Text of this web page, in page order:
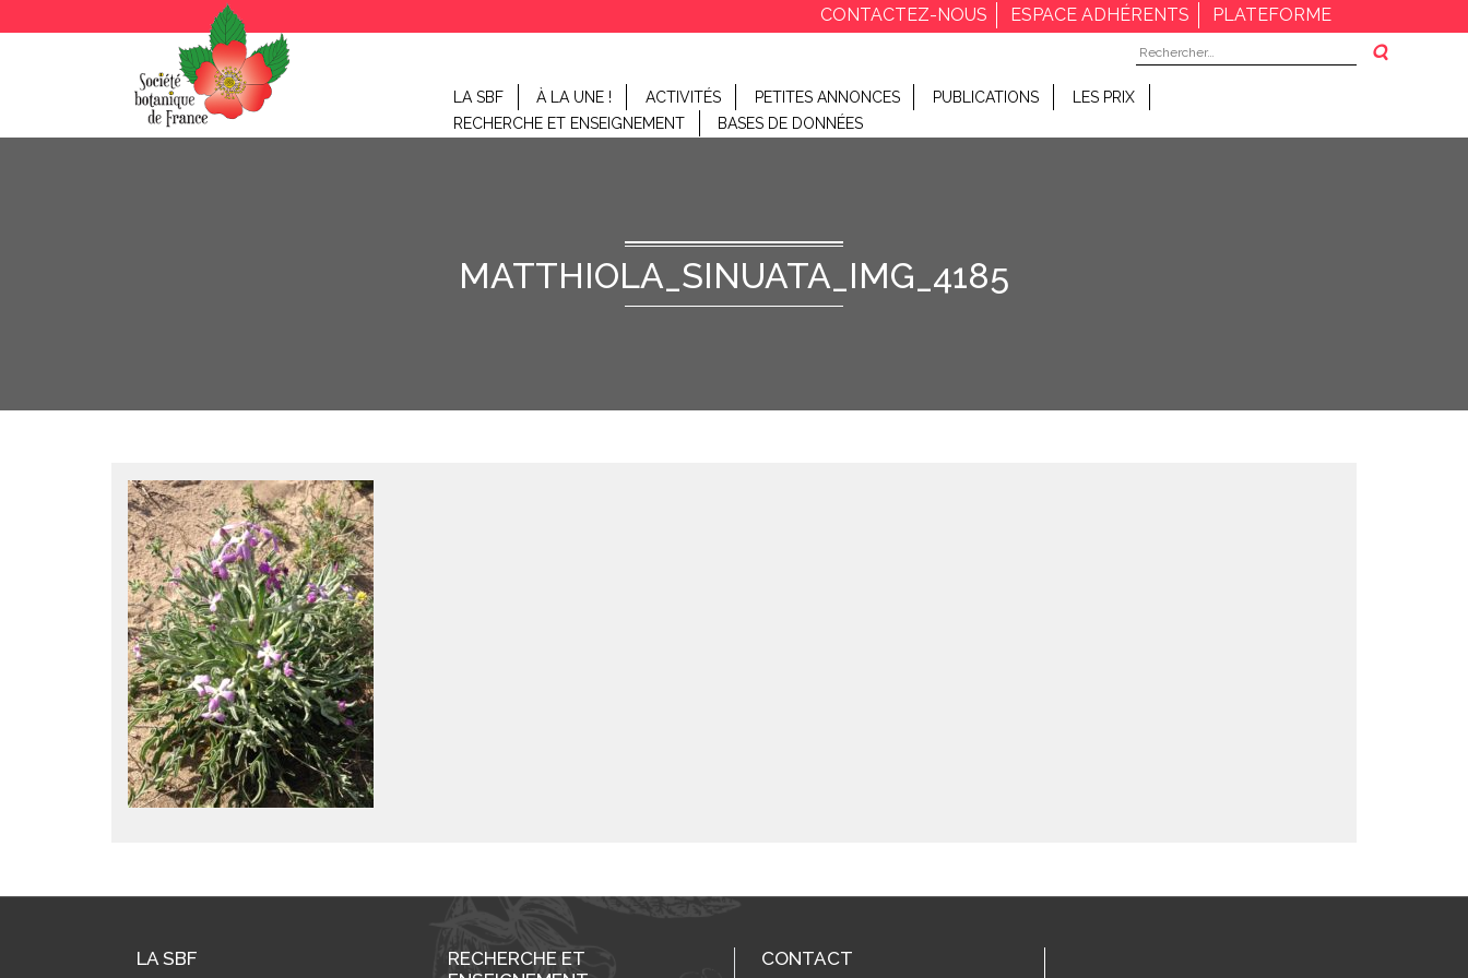
CONTACTEZ-NOUS ESPACE ADHÉRENTS
PLATEFORME
Rechercher :
LA SBF À LA UNE ! ACTIVITÉS PETITES ANNONCES PUBLICATIONS
LES PRIX
RECHERCHE ET ENSEIGNEMENT
BASES DE DONNÉES
MATTHIOLA_SINUATA_IMG_4185
LA SBF
RECHERCHE ET
CONTACT